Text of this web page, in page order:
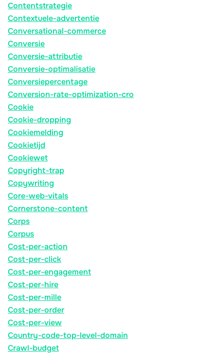
Contentstrategie
Contextuele-advertentie
Conversational-commerce
Conversie
Conversie-attributie
Conversie-optimalisatie
Conversiepercentage
Conversion-rate-optimization-cro
Cookie
Cookie-dropping
Cookiemelding
Cookietijd
Cookiewet
Copyright-trap
Copywriting
Core-web-vitals
Cornerstone-content
Corps
Corpus
Cost-per-action
Cost-per-click
Cost-per-engagement
Cost-per-hire
Cost-per-mille
Cost-per-order
Cost-per-view
Country-code-top-level-domain
Crawl-budget